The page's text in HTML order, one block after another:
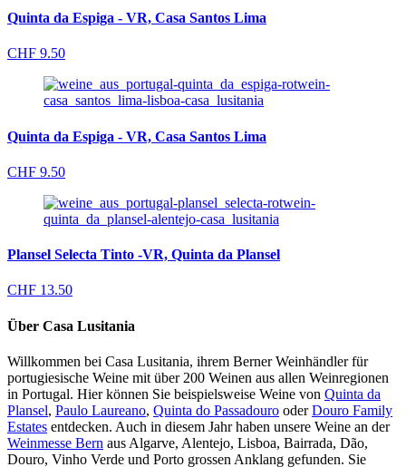
Quinta da Espiga - VR, Casa Santos Lima
CHF 9.50
Quinta da Espiga - VR, Casa Santos Lima
CHF 9.50
Plansel Selecta Tinto -VR, Quinta da Plansel
CHF 13.50
Über Casa Lusitania
Willkommen bei Casa Lusitania, ihrem Berner Weinhändler für
portugiesische Weine mit über 200 Weinen aus allen Weinregionen
in Portugal. Hier können Sie beispielsweise Weine von Quinta da
Plansel, Paulo Laureano, Quinta do Passadouro oderDouro Family
Estates entdecken. Auch in diesem Jahr haben unsere Weine an der
Weinmesse Bern aus Algarve, Alentejo, Lisboa, Bairrada, Dão,
Douro, Vinho Verde und Porto grossen Anklang gefunden. Sie